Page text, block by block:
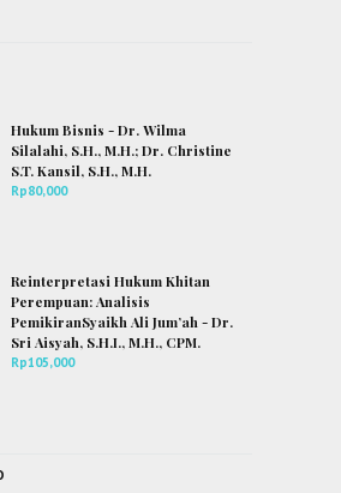
Hukum Bisnis - Dr. Wilma
Silalahi, S.H., M.H.; Dr. Christine
S.T. Kansil, S.H., M.H.
Rp80,000
Reinterpretasi Hukum Khitan
Perempuan: Analisis
PemikiranSyaikh Ali Jum’ah - Dr.
Sri Aisyah, S.H.I., M.H., CPM.
Rp105,000